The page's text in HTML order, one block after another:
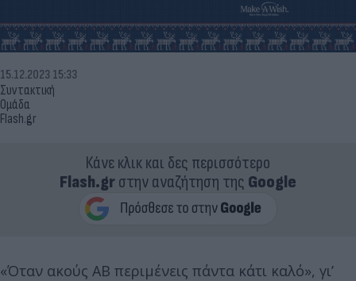
Συντακτική
Ομάδα
Flash.gr
15.12.2023 15:33
Κάνε κλικ και δες περισσότερο
Flash.grστην αναζήτηση της Google
«Όταν ακούς ΑΒ περιμένεις πάντα κάτι καλό», γι’